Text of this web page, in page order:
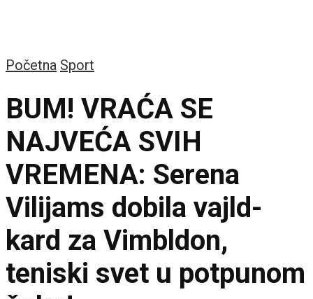
Početna Sport
BUM! VRAĆA SE
NAJVEĆA SVIH
VREMENA: Serena
Vilijams dobila vajld-
kard za Vimbldon,
teniski svet u potpunom